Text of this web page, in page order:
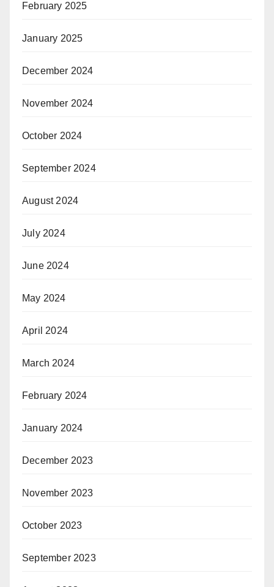
February 2025
January 2025
December 2024
November 2024
October 2024
September 2024
August 2024
July 2024
June 2024
May 2024
April 2024
March 2024
February 2024
January 2024
December 2023
November 2023
October 2023
September 2023